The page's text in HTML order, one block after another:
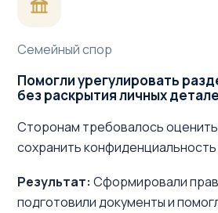
Семейный спор
Помогли урегулировать
без раскрытия личных
Сторонам требовалось оценить
сохранить
Результат: Сформировали
подготовили документы и